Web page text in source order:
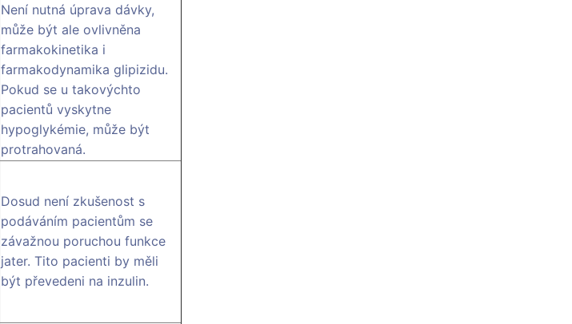
Není nutná úprava dávky,
může být ale ovlivněna
farmakokinetika i
farmakodynamika glipizidu.
Pokud se u takovýchto
pacientů vyskytne
hypoglykémie, může být
protrahovaná.
Dosud není zkušenost s
podáváním pacientům se
závažnou poruchou funkce
jater. Tito pacienti by měli
být převedeni na inzulin.